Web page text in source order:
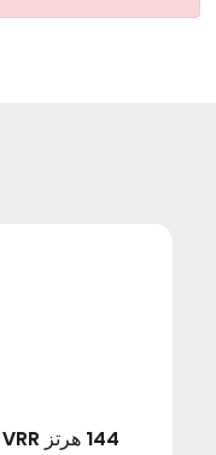
144 هرتز VRR